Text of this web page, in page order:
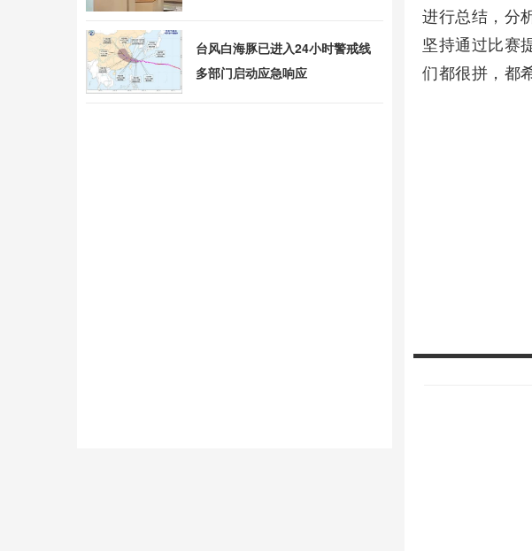
进行总结，分
坚持通过比赛
们都很拼，都
台风白海豚已进入24小时警戒线
多部门启动应急响应